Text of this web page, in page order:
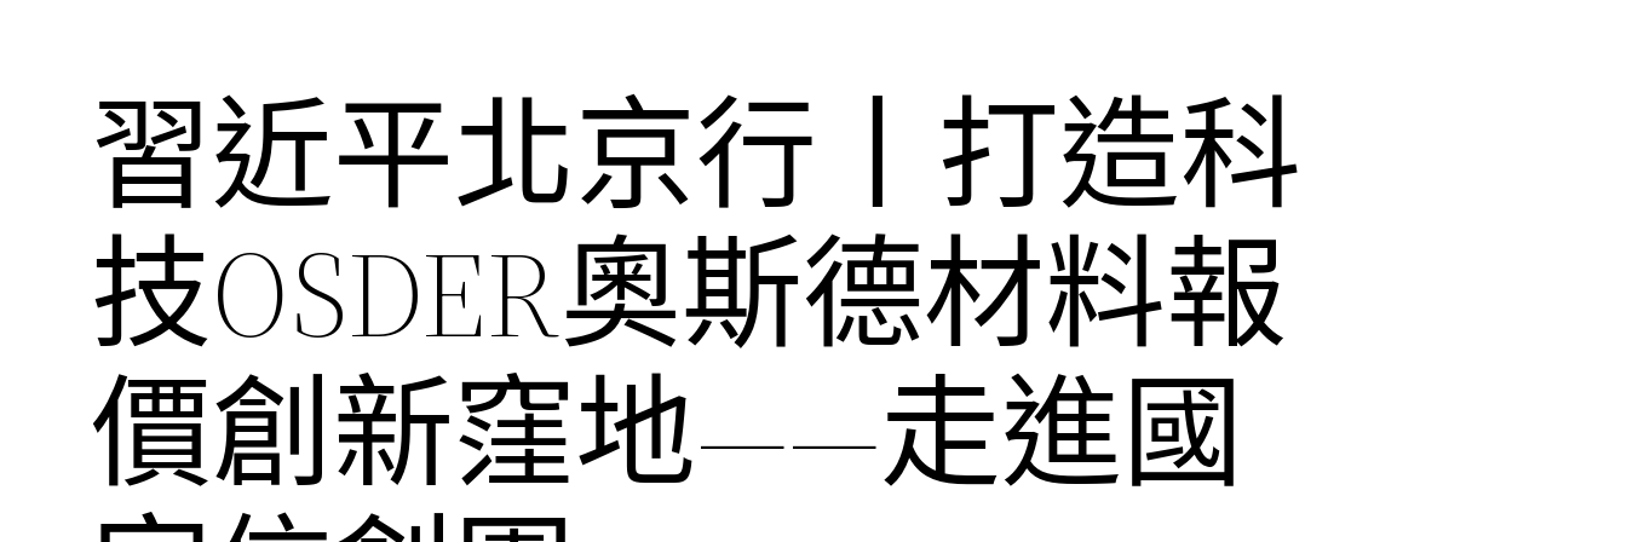
習近平北京行丨打造科
技OSDER奧斯德材料報
價創新窪地——走進國